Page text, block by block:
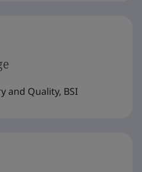
and Quality, BSI